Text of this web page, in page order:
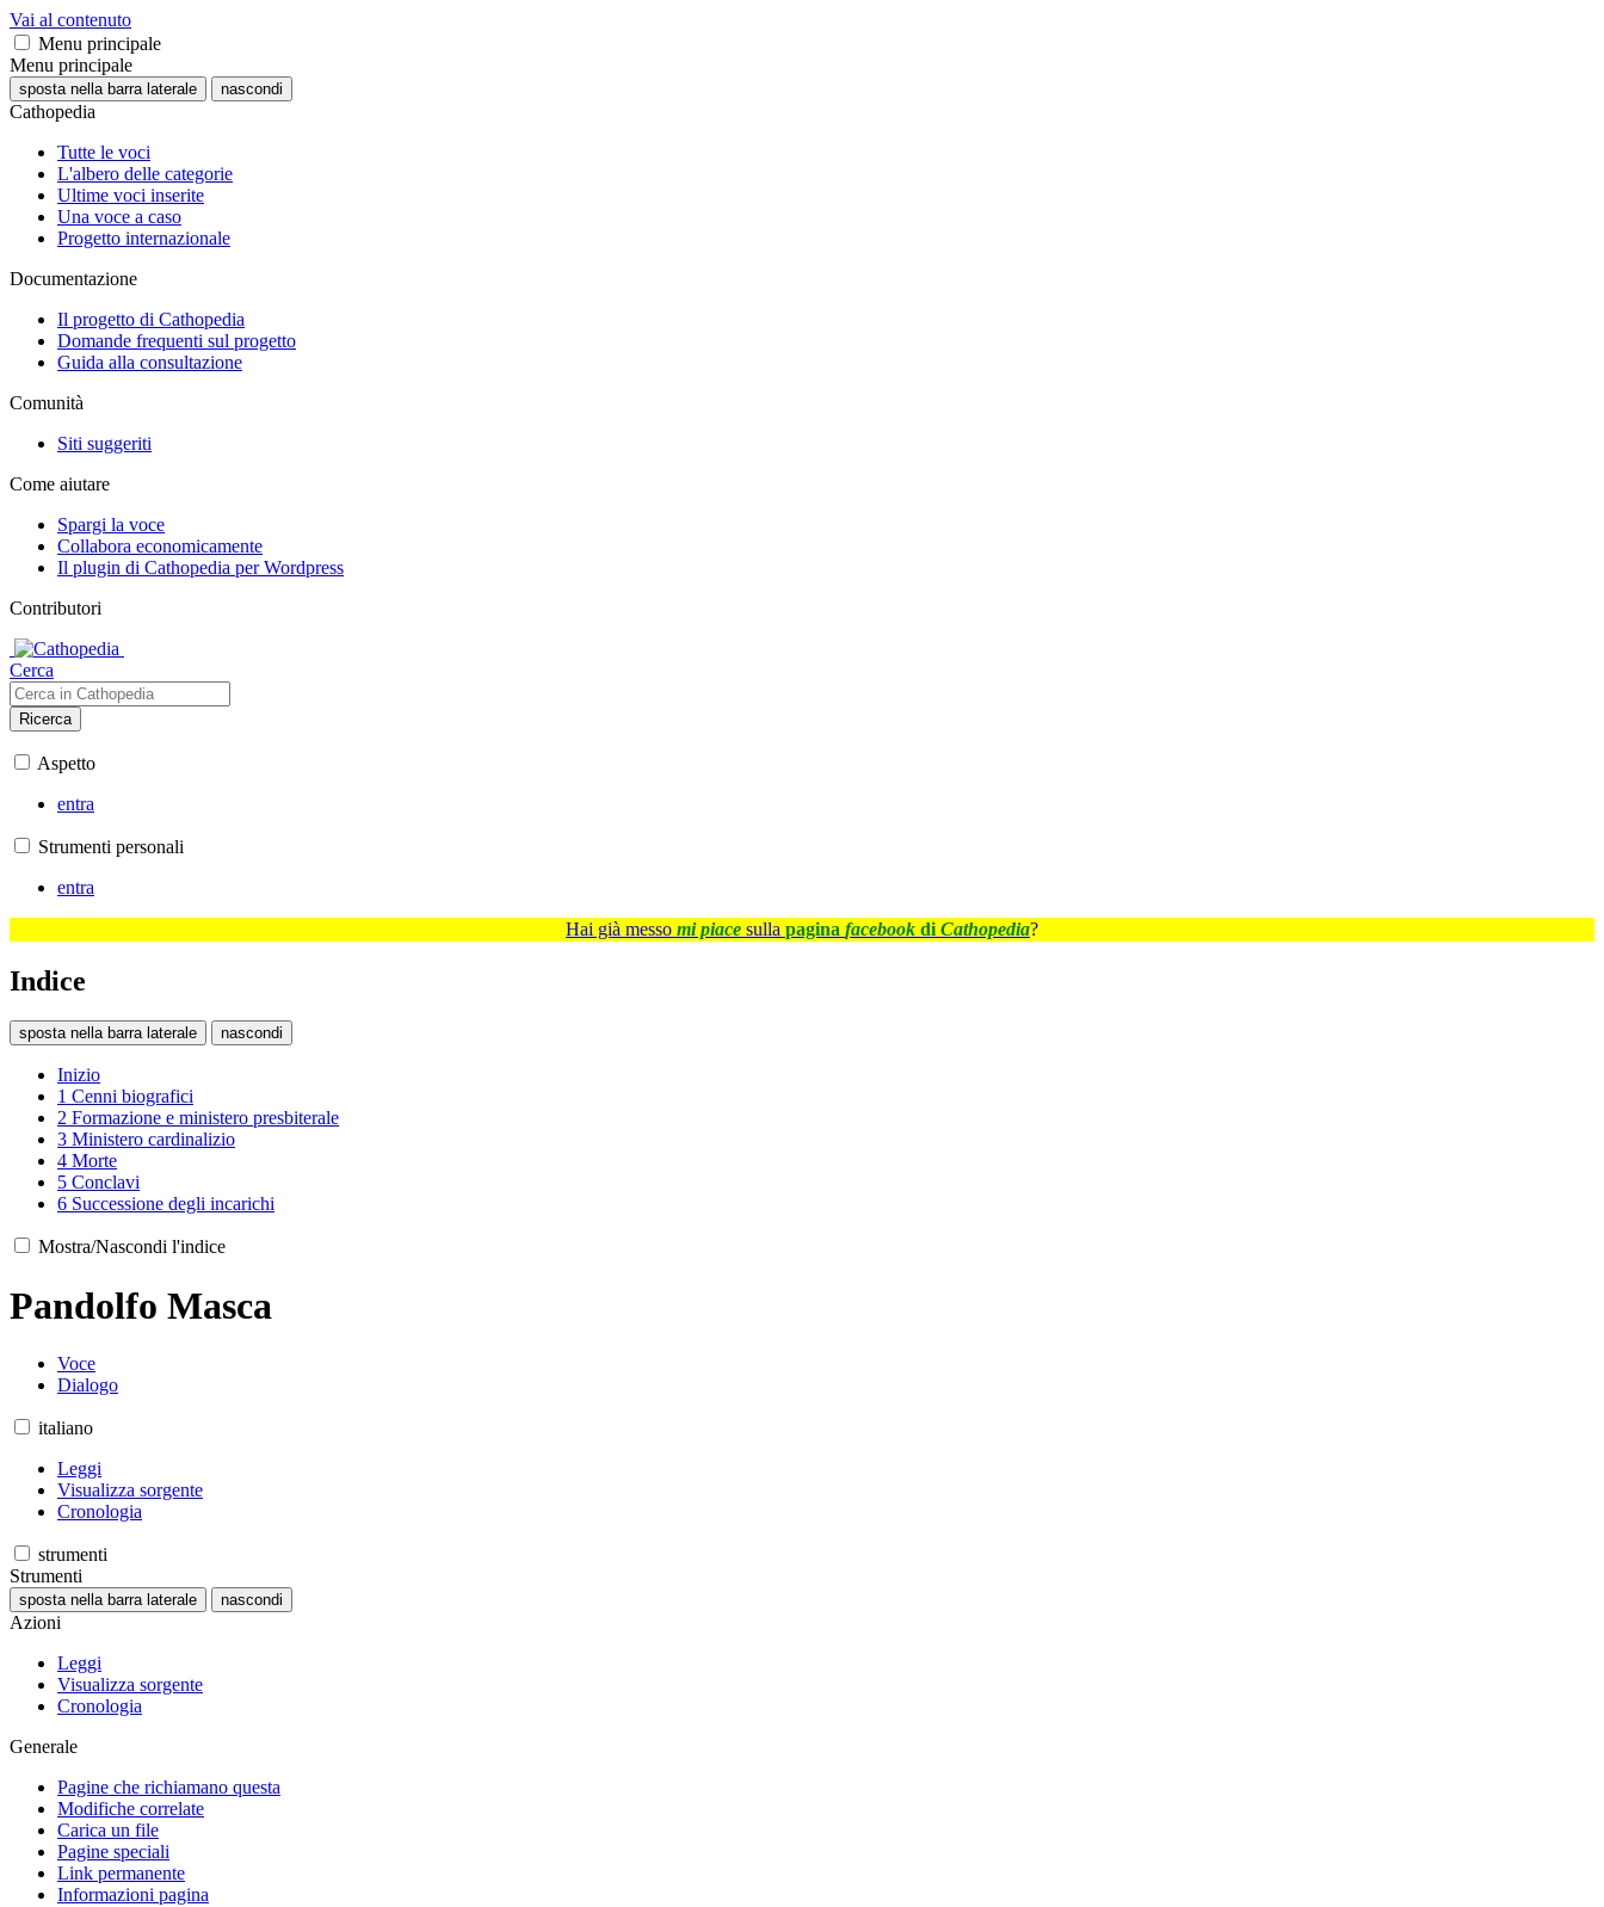
Vai al contenuto
Menu principale
Menu principale
sposta nella barra laterale nascondi
Cathopedia
Tutte le voci
L'albero delle categorie
Ultime voci inserite
Una voce a caso
Progetto internazionale
Documentazione
Il progetto di Cathopedia
Domande frequenti sul progetto
Guida alla consultazione
Comunità
Siti suggeriti
Come aiutare
Spargi la voce
Collabora economicamente
Il plugin di Cathopedia per Wordpress
Contributori
Cerca
Ricerca
Aspetto
entra
Strumenti personali
entra
Hai già messo mi piace sulla pagina facebook di Cathopedia?
Indice
sposta nella barra laterale nascondi
Inizio
1 Cenni biografici
2 Formazione e ministero presbiterale
3 Ministero cardinalizio
4 Morte
5 Conclavi
6 Successione degli incarichi
Mostra/Nascondi l'indice
Pandolfo Masca
Voce
Dialogo
italiano
Leggi
Visualizza sorgente
Cronologia
strumenti
Strumenti
sposta nella barra laterale nascondi
Azioni
Leggi
Visualizza sorgente
Cronologia
Generale
Pagine che richiamano questa
Modifiche correlate
Carica un file
Pagine speciali
Link permanente
Informazioni pagina